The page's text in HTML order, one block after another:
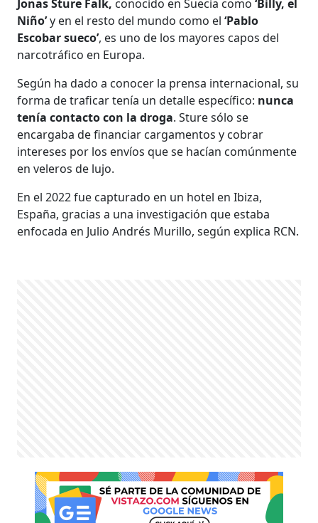
Jonas Sture Falk, conocido en Suecia como‘Billy, el
Niño’y en el resto del mundo como el ‘Pablo
Escobar sueco’, es uno de los mayores capos del
narcotráfico en Europa.
Según ha dado a conocer la prensa internacional, su
forma de traficar tenía un detalle específico: nunca
tenía contacto con la droga. Sture sólo se
encargaba de financiar cargamentos y cobrar
intereses por los envíos que se hacían comúnmente
en veleros de lujo.
En el 2022 fue capturado en un hotel en Ibiza,
España, gracias a una investigación que estaba
enfocada en Julio Andrés Murillo, según explica RCN.